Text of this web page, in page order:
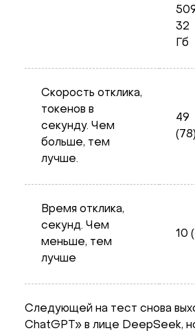
32
Гб
Скорость отклика,
токенов в
секунду. Чем
больше, тем
лучше.
49
(78)
Время отклика,
секунд. Чем
меньше, тем
лучше
10
Следующей на тест снова
ChatGPT» в лице DeepSeek,